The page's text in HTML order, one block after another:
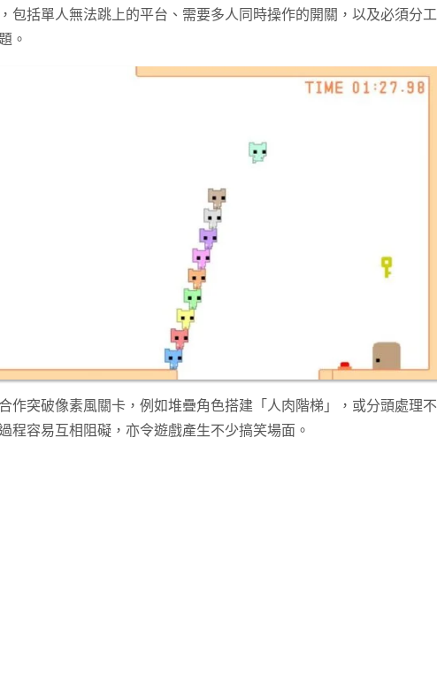
包括單人無法跳上的平台、需要多人同時操作的開關，以及必須分工
。
作突破像素風關卡，例如堆疊角色搭建「人肉階梯」，或分頭處理不
程容易互相阻礙，亦令遊戲產生不少搞笑場面。